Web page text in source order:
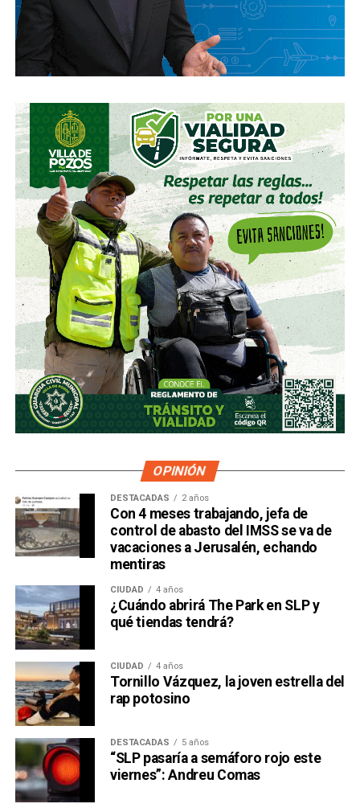
OPINIÓN
DESTACADAS 2 años
Con 4 meses trabajando, jefa de
control de abasto del IMSS se va de
vacaciones a Jerusalén, echando
mentiras
CIUDAD 4 años
¿Cuándo abrirá The Park en SLP y
qué tiendas tendrá?
CIUDAD 4 años
Tornillo Vázquez, la joven estrella del
rap potosino
DESTACADAS 5 años
“SLP pasaría a semáforo rojo este
viernes”: Andreu Comas